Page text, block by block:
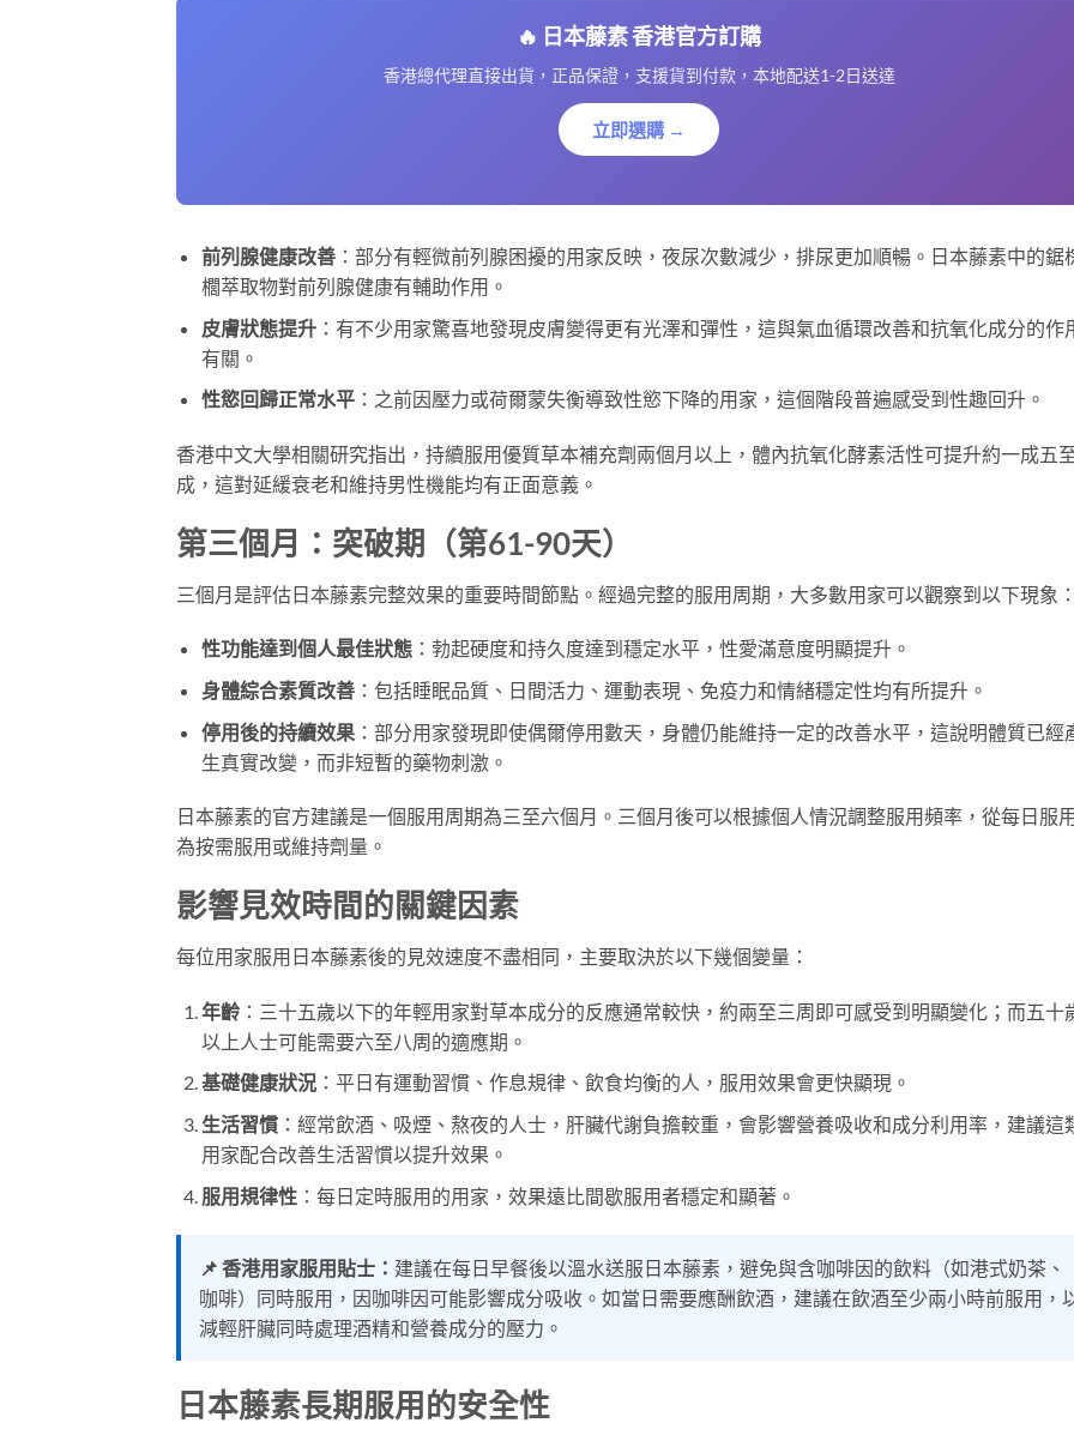
🔥 日本藤素 香港官方訂購
香港總代理直接出貨，正品保證，支援貨到付款，本地配送1-2日送達
立即選購 →
前列腺健康改善：部分有輕微前列腺困擾的用家反映，夜尿次數減少，排尿更加順暢。日本藤素中的鋸
櫚萃取物對前列腺健康有輔助作用。
皮膚狀態提升：有不少用家驚喜地發現皮膚變得更有光澤和彈性，這與氣血循環改善和抗氧化成分的作
有關。
性慾回歸正常水平：之前因壓力或荷爾蒙失衡導致性慾下降的用家，這個階段普遍感受到性趣回升。
香港中文大學相關研究指出，持續服用優質草本補充劑兩個月以上，體內抗氧化酵素活性可提升約一成五
成，這對延緩衰老和維持男性機能均有正面意義。
第三個月：突破期（第61-90天）
三個月是評估日本藤素完整效果的重要時間節點。經過完整的服用周期，大多數用家可以觀察到以下現象：
性功能達到個人最佳狀態：勃起硬度和持久度達到穩定水平，性愛滿意度明顯提升。
身體綜合素質改善：包括睡眠品質、日間活力、運動表現、免疫力和情緒穩定性均有所提升。
停用後的持續效果：部分用家發現即使偶爾停用數天，身體仍能維持一定的改善水平，這說明體質已經
生真實改變，而非短暫的藥物刺激。
日本藤素的官方建議是一個服用周期為三至六個月。三個月後可以根據個人情況調整服用頻率，從每日服
為按需服用或維持劑量。
影響見效時間的關鍵因素
每位用家服用日本藤素後的見效速度不盡相同，主要取決於以下幾個變量：
年齡：三十五歲以下的年輕用家對草本成分的反應通常較快，約兩至三周即可感受到明顯變化；而五十
以上人士可能需要六至八周的適應期。
基礎健康狀況：平日有運動習慣、作息規律、飲食均衡的人，服用效果會更快顯現。
生活習慣：經常飲酒、吸煙、熬夜的人士，肝臟代謝負擔較重，會影響營養吸收和成分利用率，建議這
用家配合改善生活習慣以提升效果。
服用規律性：每日定時服用的用家，效果遠比間歇服用者穩定和顯著。
📌 香港用家服用貼士： 建議在每日早餐後以溫水送服日本藤素，避免與含咖啡因的飲料（如港式奶茶、
咖啡）同時服用，因咖啡因可能影響成分吸收。如當日需要應酬飲酒，建議在飲酒至少兩小時前服用，
減輕肝臟同時處理酒精和營養成分的壓力。
日本藤素長期服用的安全性